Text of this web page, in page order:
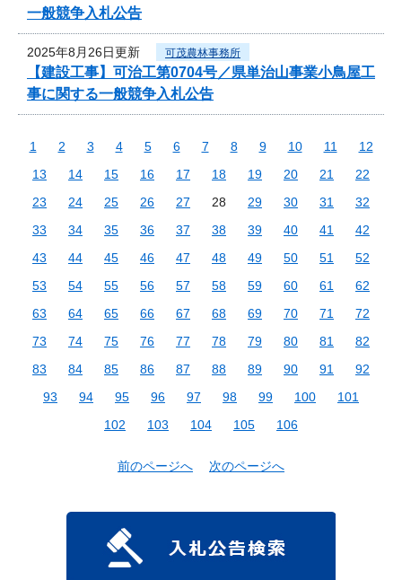
一般競争入札公告
2025年8月26日更新 可茂農林事務所
【建設工事】可治工第0704号／県単治山事業小鳥屋工
事に関する一般競争入札公告
1 2 3 4 5 6 7 8 9 10 11
12
13
14 15 16 17 18 19 20 21
22
23
24 25 26 27 28 29 30 31
32
33
34 35 36 37 38 39 40 41
42
43
44 45 46 47 48 49 50 51
52
53
54 55 56 57 58 59 60 61
62
63
64 65 66 67 68 69 70 71
72
73
74 75 76 77 78 79 80 81
82
83
84 85 86 87 88 89 90 91
92
93
94 95 96 97 98 99 100
101
102
103 104 105 106
前のページへ 次のページへ